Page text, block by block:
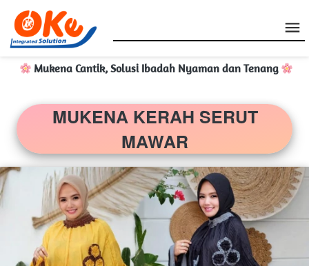
Mukena Cantik, Solusi Ibadah Nyaman dan Tenang
MUKENA KERAH SERUT
MAWAR